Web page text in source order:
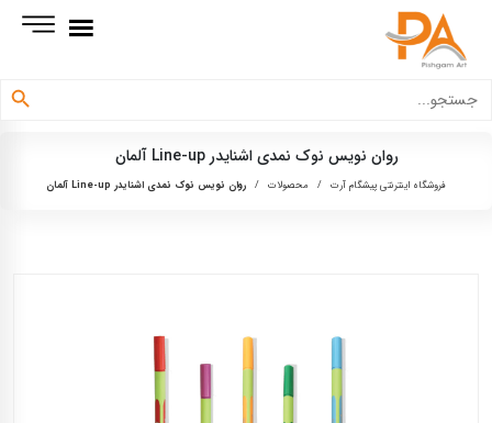
برای:
دکمه جستجو
روان نويس نوک نمدی اشنايدر Line-up آلمان
فروشگاه اینترنتی پیشگام آرت / محصولات / روان نويس نوک نمدی اشنايدر Line-up آلمان